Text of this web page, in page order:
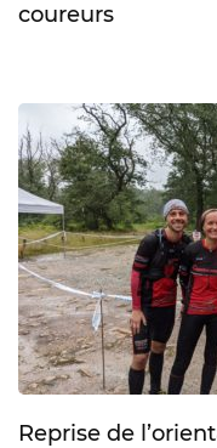
coureurs
Reprise de